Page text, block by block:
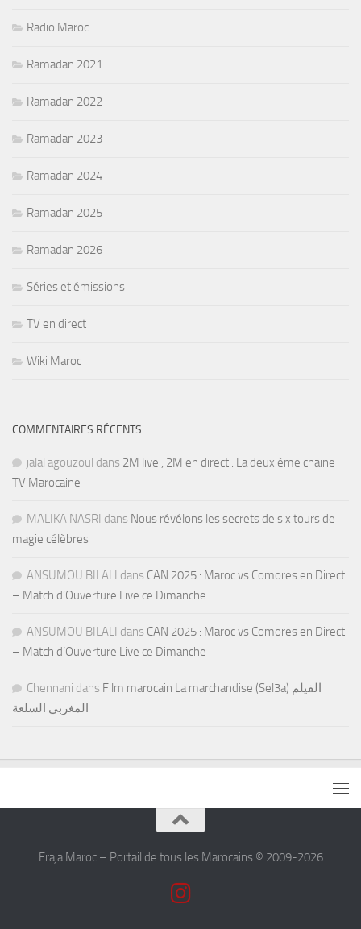
Radio Maroc
Ramadan 2021
Ramadan 2022
Ramadan 2023
Ramadan 2024
Ramadan 2025
Ramadan 2026
Séries et émissions
TV en direct
Wiki Maroc
COMMENTAIRES RÉCENTS
jalal agouzoul dans 2M live , 2M en direct : La deuxième chaine
TV Marocaine
MALIKA NASRI dans Nous révélons les secrets de six tours de
magie célèbres
ANSUMOU BILALI dans CAN 2025 : Maroc vs Comores en Direct
– Match d’Ouverture Live ce Dimanche
ANSUMOU BILALI dans CAN 2025 : Maroc vs Comores en Direct
– Match d’Ouverture Live ce Dimanche
Chennani dans Film marocain La marchandise (Sel3a) الفيلم
المغربي السلعة
Fraja Maroc – Portail de tous les Marocains © 2009-2026